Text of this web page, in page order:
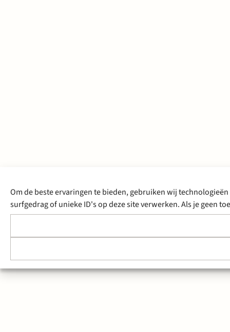
Om de beste ervaringen te bieden, gebruiken wij
surfgedrag of unieke ID's op deze site verwerken. Als je geen